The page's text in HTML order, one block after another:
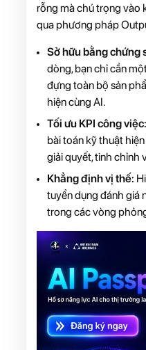
rỗng mà chú trọng vào
qua phương pháp
Sở hữu bằng chứng
dòng, bạn chỉ cần
đựng toàn bộ sản
hiện cùng AI.
Tối ưu KPI công việc:
bài toán kỹ thuật
giải quyết, tinh chỉnh
Khẳng định vị thế:
tuyển dụng đánh giá
trong các vòng